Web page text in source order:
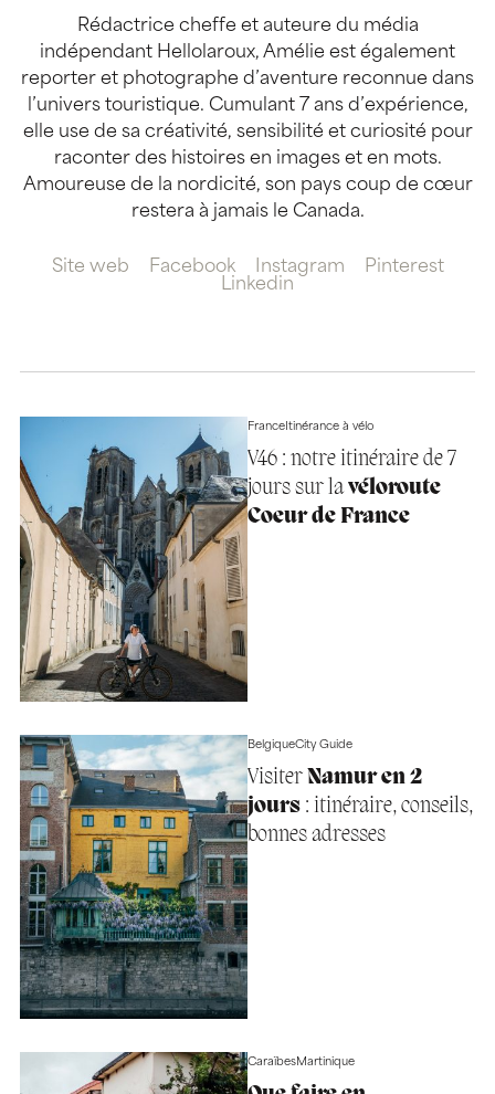
Rédactrice cheffe et auteure du média
indépendant Hellolaroux, Amélie est également
reporter et photographe d’aventure reconnue dans
l’univers touristique. Cumulant 7 ans d’expérience,
elle use de sa créativité, sensibilité et curiosité pour
raconter des histoires en images et en mots.
Amoureuse de la nordicité, son pays coup de cœur
restera à jamais le Canada.
Site web Facebook Instagram
Pinterest
Linkedin
FranceItinérance à vélo
V46 : notre itinéraire de 7
jours sur lavéloroute
Coeur de France
BelgiqueCity Guide
Visiter Namur en 2
jours: itinéraire, conseils,
bonnes adresses
CaraïbesMartinique